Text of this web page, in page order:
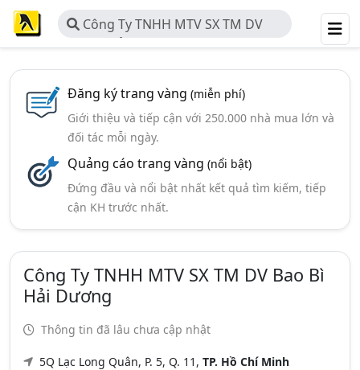
Công Ty TNHH MTV SX TM DV
Bao Bì Hải Dương
Đăng ký trang vàng (miễn phí)
Giới thiệu và tiếp cận với 250.000 nhà mua lớn và
đối tác mỗi ngày.
Quảng cáo trang vàng (nổi bật)
Đứng đầu và nổi bật nhất kết quả tìm kiếm, tiếp
cận KH trước nhất.
Công Ty TNHH MTV SX TM DV Bao Bì
Hải Dương
Thông tin đã lâu chưa cập nhật
5Q Lạc Long Quân, P. 5, Q. 11, TP. Hồ Chí Minh